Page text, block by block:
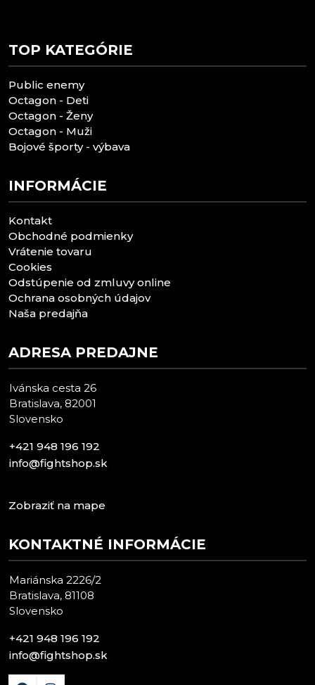
TOP KATEGÓRIE
Public enemy
Octagon - Deti
Octagon - Ženy
Octagon - Muži
Bojové športy - výbava
INFORMÁCIE
Kontakt
Obchodné podmienky
Vrátenie tovaru
Cookies
Odstúpenie od zmluvy online
Ochrana osobných údajov
Naša predajňa
ADRESA PREDAJNE
Ivánska cesta 26
Bratislava, 82001
Slovensko
+421 948 196 192
info@fightshop.sk
Zobraziť na mape
KONTAKTNÉ INFORMÁCIE
Mariánska 2226/2
Bratislava, 81108
Slovensko
+421 948 196 192
info@fightshop.sk